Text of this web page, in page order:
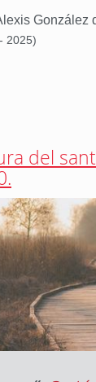
González
2025)
del